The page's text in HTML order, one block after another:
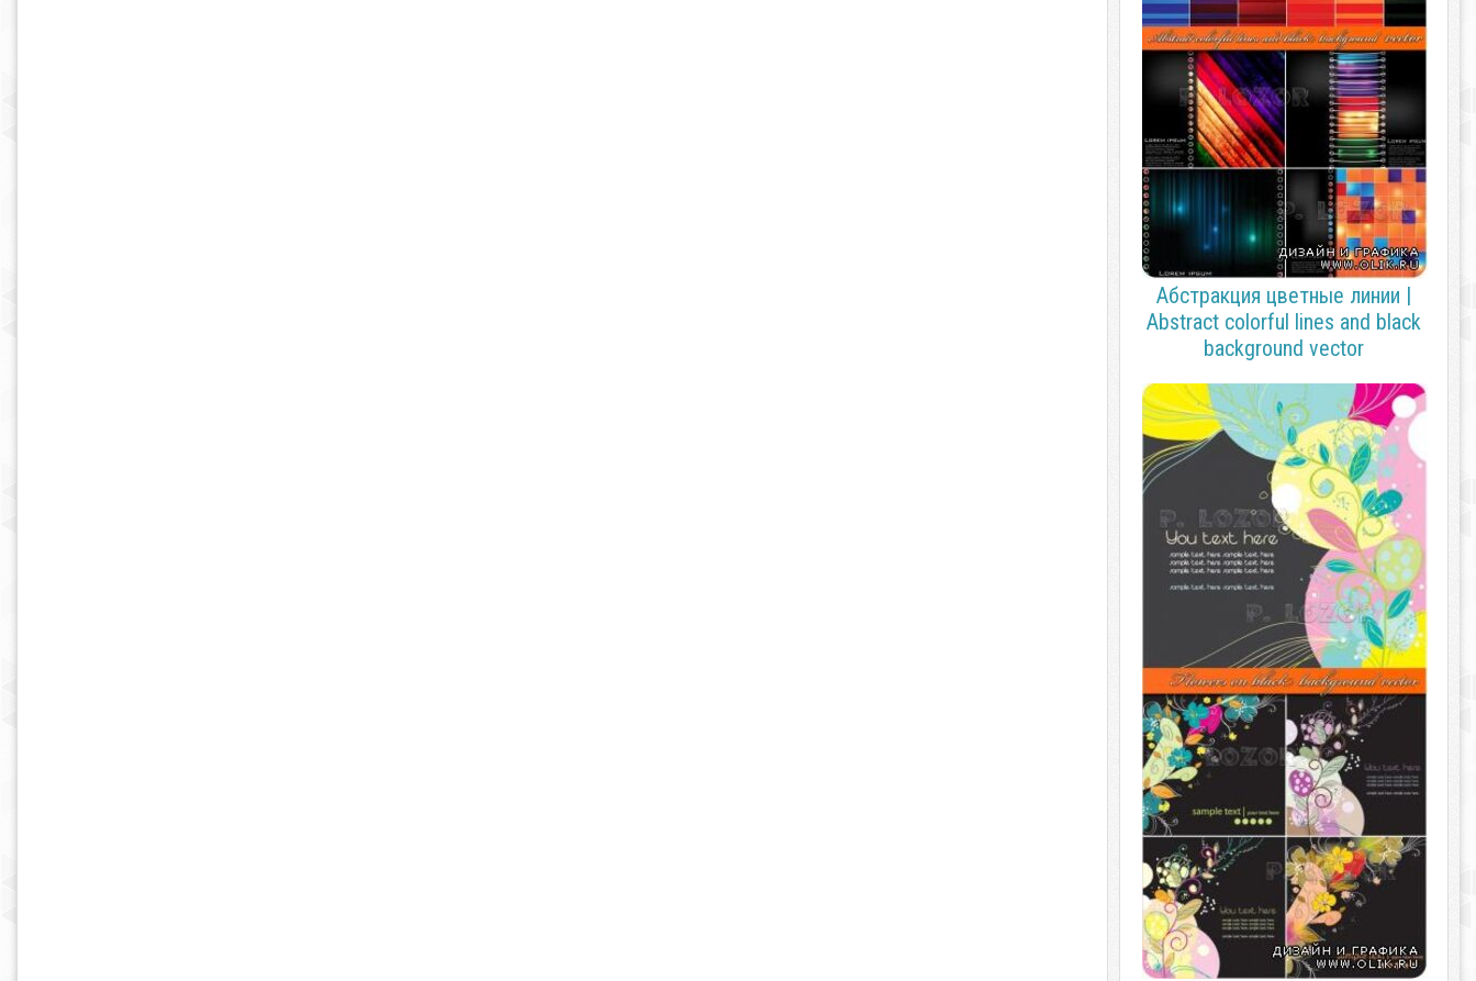
Абстракция цветные линии |
Abstract colorful lines and black
background vector